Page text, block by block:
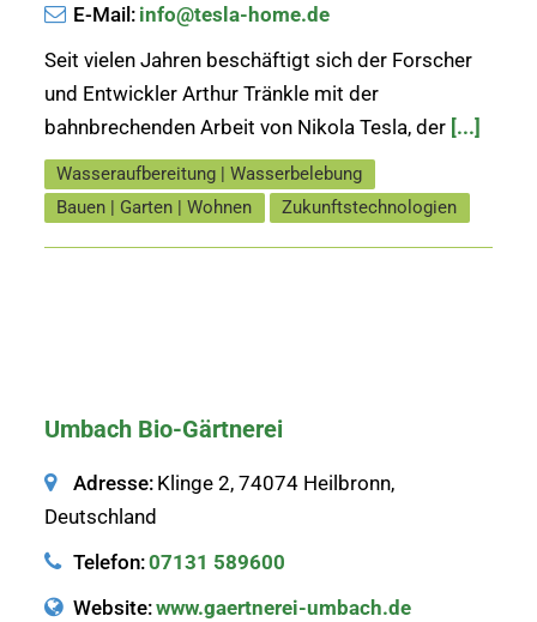
E-Mail: info@tesla-home.de
Seit vielen Jahren beschäftigt sich der Forscher
und Entwickler Arthur Tränkle mit der
bahnbrechenden Arbeit von Nikola Tesla, der [...]
Wasseraufbereitung | Wasserbelebung
Bauen | Garten | Wohnen
Zukunftstechnologien
Umbach Bio-Gärtnerei
Adresse: Klinge 2, 74074 Heilbronn,
Deutschland
Telefon:07131 589600
Website:www.gaertnerei-umbach.de